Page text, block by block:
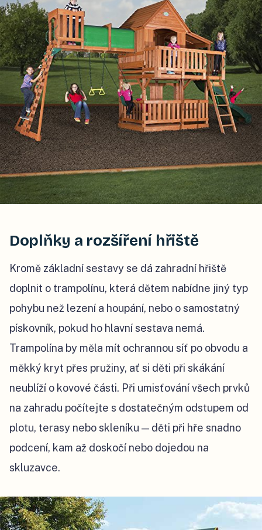
Doplňky a rozšíření hřiště
Kromě základní sestavy se dá zahradní hřiště
doplnit o trampolínu, která dětem nabídne jiný typ
pohybu než lezení a houpání, nebo o samostatný
pískovník, pokud ho hlavní sestava nemá.
Trampolína by měla mít ochrannou síť po obvodu a
měkký kryt přes pružiny, ať si děti při skákání
neublíží o kovové části. Při umisťování všech prvků
na zahradu počítejte s dostatečným odstupem od
plotu, terasy nebo skleníku — děti při hře snadno
podcení, kam až doskočí nebo dojedou na
skluzavce.